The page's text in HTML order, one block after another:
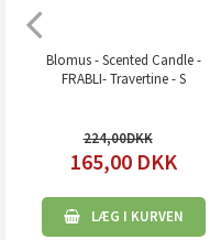
Blomus - Scented Candle -
FRABLI- Travertine - S
224,00
165,00 DKK
LÆG I KURVEN